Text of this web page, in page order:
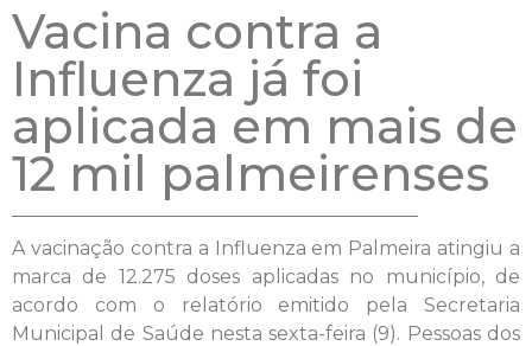
Vacina contra a
Influenza já foi
aplicada em mais de
12 mil palmeirenses
A vacinação contra a Influenza em Palmeira atingiu a
marca de 12.275 doses aplicadas no município, de
acordo com o relatório emitido pela Secretaria
Municipal de Saúde nesta sexta-feira (9). Pessoas dos